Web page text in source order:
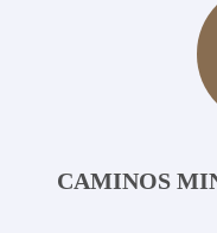
CAMINOS